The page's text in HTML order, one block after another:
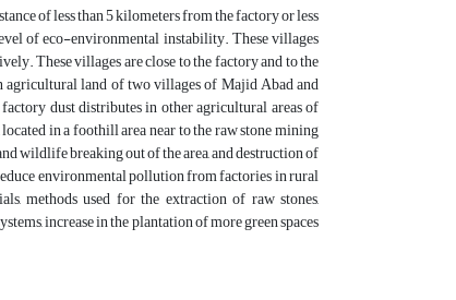
of less than 5 kilometers from the factory or less
of eco-environmental instability. These villages
These villages are close to the factory and to the
agricultural land of two villages of Majid Abad and
dust distributes in other agricultural areas of
in a foothill area near to the raw stone mining
wildlife breaking out of the area, and destruction of
environmental pollution from factories in rural
methods used for the extraction of raw stones,
increase in the plantation of more green spaces